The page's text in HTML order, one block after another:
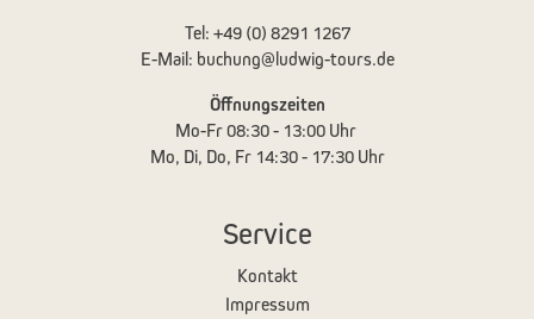
Tel: +49 (0) 8291 1267
E-Mail: buchung@ludwig-tours.de
Öffnungszeiten
Mo-Fr 08:30 - 13:00 Uhr
Mo, Di, Do, Fr 14:30 - 17:30 Uhr
Service
Kontakt
Impressum